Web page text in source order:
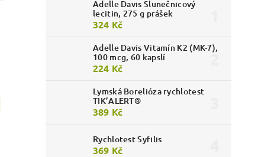
Adelle Davis Slunečnicový
lecitin, 275 g prášek
324 Kč
Adelle Davis Vitamín K2 (MK-7),
100 mcg, 60 kapslí
224 Kč
Lymská Borelióza rychlotest
TIK’ALERT®
389 Kč
Rychlotest Syfilis
369 Kč